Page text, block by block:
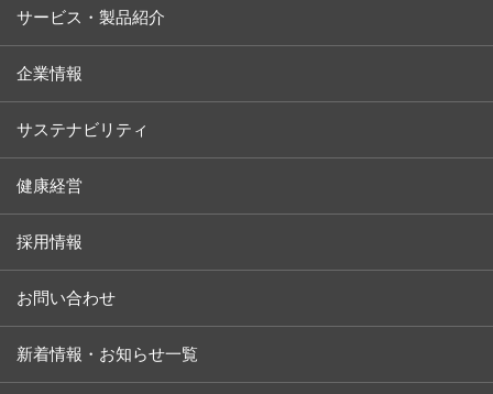
サービス・製品紹介
企業情報
サステナビリティ
健康経営
採用情報
お問い合わせ
新着情報・お知らせ一覧